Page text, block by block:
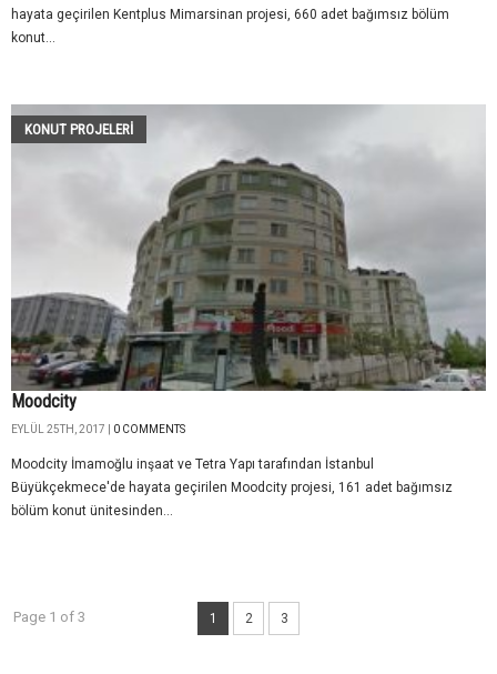
hayata geçirilen Kentplus Mimarsinan projesi, 660 adet bağımsız bölüm
konut...
KONUT PROJELERI
Moodcity
EYLÜL 25TH, 2017 | 0 COMMENTS
Moodcity İmamoğlu inşaat ve Tetra Yapı tarafından İstanbul
Büyükçekmece'de hayata geçirilen Moodcity projesi, 161 adet bağımsız
bölüm konut ünitesinden...
Page 1 of 3 1 2 3